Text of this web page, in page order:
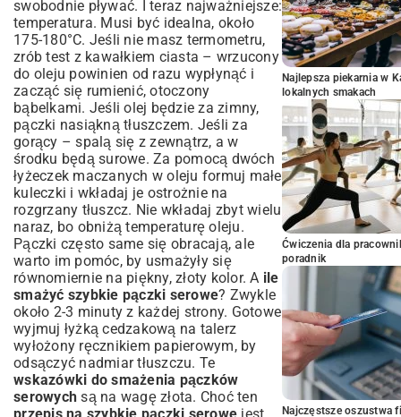
swobodnie pływać. I teraz najważniejsze:
temperatura. Musi być idealna, około
175-180°C. Jeśli nie masz termometru,
zrób test z kawałkiem ciasta – wrzucony
do oleju powinien od razu wypłynąć i
zacząć się rumienić, otoczony
bąbelkami. Jeśli olej będzie za zimny,
pączki nasiąkną tłuszczem. Jeśli za
gorący – spalą się z zewnątrz, a w
środku będą surowe. Za pomocą dwóch
łyżeczek maczanych w oleju formuj małe
kuleczki i wkładaj je ostrożnie na
rozgrzany tłuszcz. Nie wkładaj zbyt wielu
naraz, bo obniżą temperaturę oleju.
Pączki często same się obracają, ale
warto im pomóc, by usmażyły się
równomiernie na piękny, złoty kolor. A ile
smażyć szybkie pączki serowe? Zwykle
około 2-3 minuty z każdej strony. Gotowe
wyjmuj łyżką cedzakową na talerz
wyłożony ręcznikiem papierowym, by
odsączyć nadmiar tłuszczu. Te
wskazówki do smażenia pączków
serowych są na wagę złota. Choć ten
Najlepsza piekarnia w
lokalnych smakach
Ćwiczenia dla
poradnik
Najczęstsze oszustwa